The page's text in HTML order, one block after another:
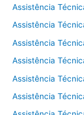
Assistência
Assistência
Assistência
Assistência
Assistência
Assistência